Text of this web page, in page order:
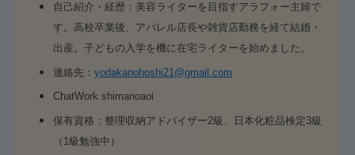
自己紹介・経歴：美容ライターを目指すアラフォー主婦で
す。高校卒業後、アパレル店長や雑貨店勤務を経て結婚・
出産。子どもの入学を機に在宅ライターを始めました。
連絡先：yodakanohoshi21@gmail.com
ChatWork shimanoaoi
保有資格：整理収納アドバイザー2級、日本化粧品検定3級
（1級勉強中）